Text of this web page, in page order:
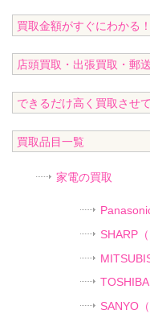
買取金額がすぐにわかる
店頭買取・出張買取・郵
できるだけ高く買取させ
買取品目一覧
家電の買取
SHARP
SANYO